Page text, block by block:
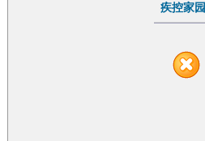
疾控家